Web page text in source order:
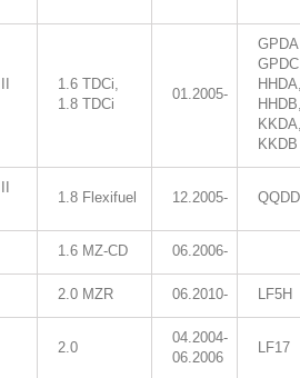
1.6 TDCi,
1.8 TDCi
01.2005-
KKDB
1.8 Flexifuel 12.2005- QQDD
1.6 MZ-CD 06.2006-
2.0 MZR 06.2010- LF5H
2.0
04.2004-
06.2006
LF17